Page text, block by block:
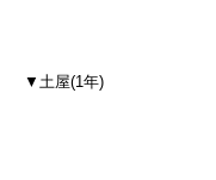
▼土屋(1年)